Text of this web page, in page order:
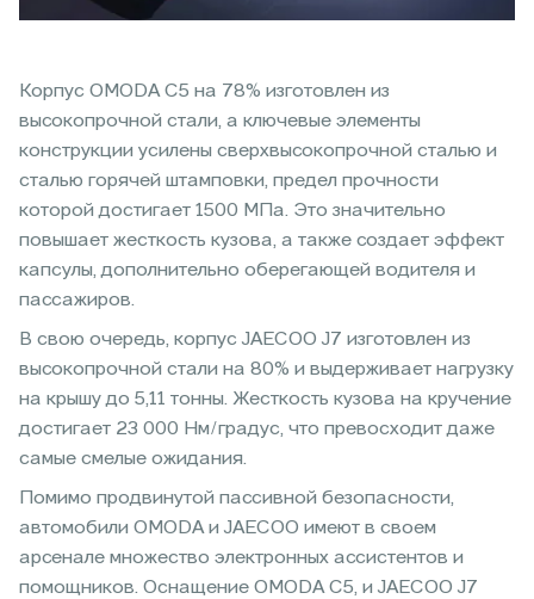
Корпус OMODA C5 на 78% изготовлен из
высокопрочной стали, а ключевые элементы
конструкции усилены сверхвысокопрочной сталью и
сталью горячей штамповки, предел прочности
которой достигает 1500 МПа. Это значительно
повышает жесткость кузова, а также создает эффект
капсулы, дополнительно оберегающей водителя и
пассажиров.
В свою очередь, корпус JAECOO J7 изготовлен из
высокопрочной стали на 80% и выдерживает нагрузку
на крышу до 5,11 тонны. Жесткость кузова на кручение
достигает 23 000 Нм/градус, что превосходит даже
самые смелые ожидания.
Помимо продвинутой пассивной безопасности,
автомобили OMODA и JAECOO имеют в своем
арсенале множество электронных ассистентов и
помощников. Оснащение OMODA С5, и JAECOO J7